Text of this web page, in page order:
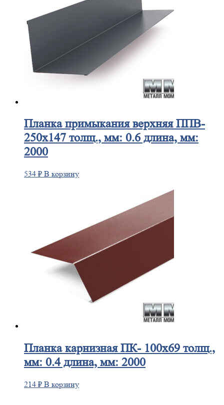
Планкапримыкания верхняя ППВ-
250х147 толщ., мм: 0.6 длина, мм:
2000
534 ₽ В корзину
Планкакарнизная ПК- 100х69 толщ.,
мм: 0.4 длина, мм: 2000
214 ₽ В корзину